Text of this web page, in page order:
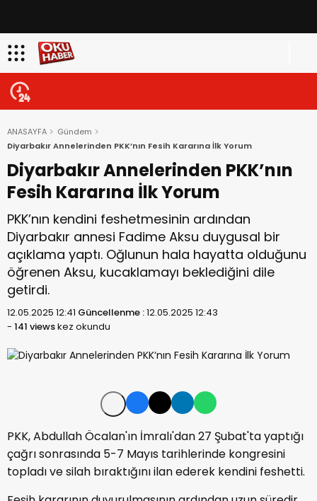
ANASAYFA
Gündem
Diyarbakır Annelerinden PKK’nın Fesih Kararına İlk Yorum
Diyarbakır Annelerinden PKK’nın
Fesih Kararına İlk Yorum
PKK’nın kendini feshetmesinin ardından
Diyarbakır annesi Fadime Aksu duygusal bir
açıklama yaptı. Oğlunun hala hayatta olduğunu
öğrenen Aksu, kucaklamayı beklediğini dile
getirdi.
12.05.2025 12:41 Güncellenme :12.05.2025 12:43
- 141 viewskez okundu
PKK, Abdullah Öcalan'ın İmralı'dan 27 Şubat'ta yaptığı
çağrı sonrasında 5-7 Mayıs tarihlerinde kongresini
topladı ve silah bıraktığını ilan ederek kendini feshetti.